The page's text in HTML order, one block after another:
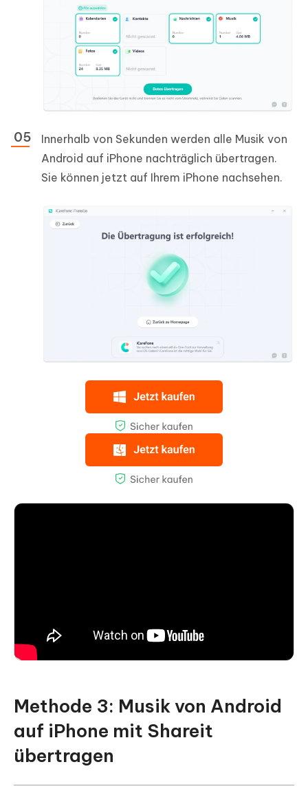
Innerhalb von Sekunden werden alle Musik von
Android auf iPhone nachträglich übertragen.
Sie können jetzt auf Ihrem iPhone nachsehen.
Methode 3: Musik von Android
auf iPhone mit Shareit
übertragen